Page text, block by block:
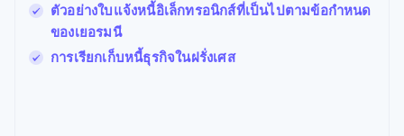
ตัวอย่างใบแจ้งหนี้อิเล็กทรอนิกส์ที่เป็นไปตามข้อกำหนด
ของเยอรมนี
การเรียกเก็บหนี้ธุรกิจในฝรั่งเศส
มอลตา
English
มาเลเซีย